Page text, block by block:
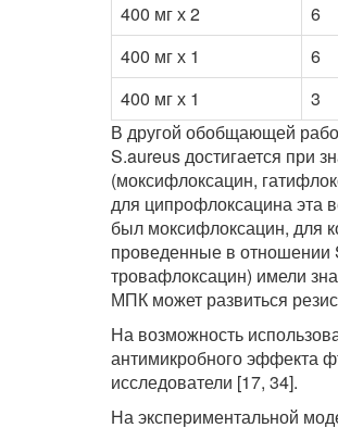
400 мг х 2 6
400 мг х 1
6
400 мг х 1
3
В другой обобщающей
S.aureus достигается при
(моксифлоксацин,
для ципрофлоксацина эта
был моксифлоксацин, для
проведенные в отношении
тровафлоксацин) имели
МПК может развиться
На возможность
антимикробного эффекта
исследователи [17, 34].
На экспериментальной